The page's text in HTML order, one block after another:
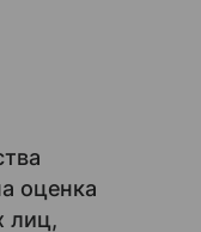
оценка
лиц,